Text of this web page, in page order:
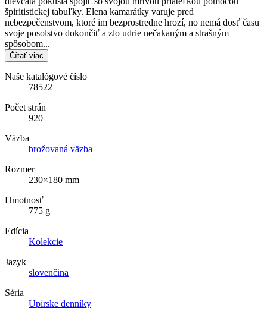
špiritistickej tabuľky. Elena kamarátky varuje pred
nebezpečenstvom, ktoré im bezprostredne hrozí, no nemá dosť času
svoje posolstvo dokončiť a zlo udrie nečakaným a strašným
spôsobom...
Čítať viac
Naše katalógové číslo
78522
Počet strán
920
Väzba
brožovaná väzba
Rozmer
230×180 mm
Hmotnosť
775 g
Edícia
Kolekcie
Jazyk
slovenčina
Séria
Upírske denníky